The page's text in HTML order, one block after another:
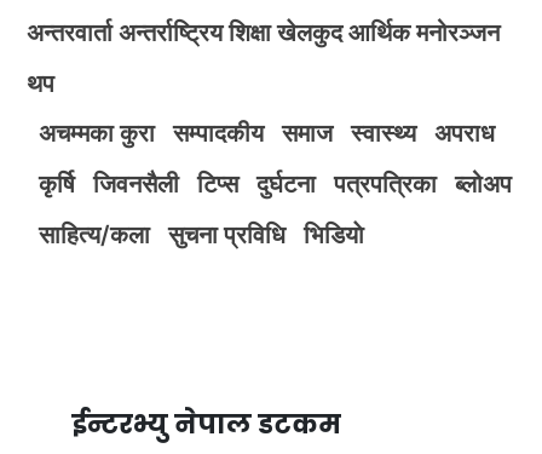
अन्तरवार्ता अन्तर्राष्ट्रिय शिक्षा खेलकुद आर्थिक मनोरञ्जन
थप
अचम्मका कुरा
सम्पादकीय समाज स्वास्थ्य
अपराध
कृर्षि
जिवनसैली टिप्स दुर्घटना पत्रपत्रिका
ब्लोअप
साहित्य/कला
सुचना प्रविधि भिडियाे
ईन्टरभ्यु नेपाल डटकम